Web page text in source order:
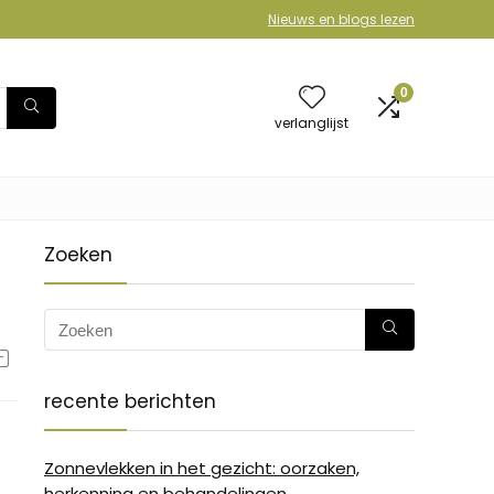
Nieuws en blogs lezen
verlanglijst
0
Zoeken
recente berichten
Zonnevlekken in het gezicht: oorzaken,